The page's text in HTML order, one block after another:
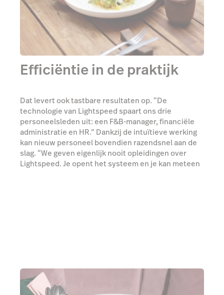
Efficiëntie in de praktijk
Dat levert ook tastbare resultaten op. “De
technologie van Lightspeed spaart ons drie
personeelsleden uit: een F&B-manager, financiële
administratie en HR.” Dankzij de intuïtieve werking
kan nieuw personeel bovendien razendsnel aan de
slag. “We geven eigenlijk nooit opleidingen over
Lightspeed. Je opent het systeem en je kan meteen